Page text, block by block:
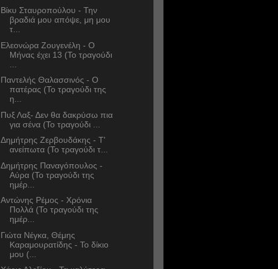
Βίκυ Σταυροπούλου - Την
βραδιά μου απόψε, μη μου
τ...
Ελεονώρα Ζουγενέλη - Ο
Μήνας έχει 13 (Το τραγούδι
Παντελής Θαλασσινός - Ο
πατέρας (Το τραγούδι της
η...
Πυξ Λαξ- Δεν θα δακρύσω πια
για σένα (Το τραγούδι ...
Δημήτρης Ζερβουδάκης - Τ'
ανείπωτα (Το τραγούδι τ...
Δημήτρης Παναγόπουλος -
Αύρα (Το τραγούδι της
ημέρ...
Αντώνης Ρέμος - Χρόνια
Πολλά (Το τραγούδι της
ημέρ...
Γιώτα Νέγκα, Θέμης
Καραμουρατίδης - Το δίκιο
μου (...